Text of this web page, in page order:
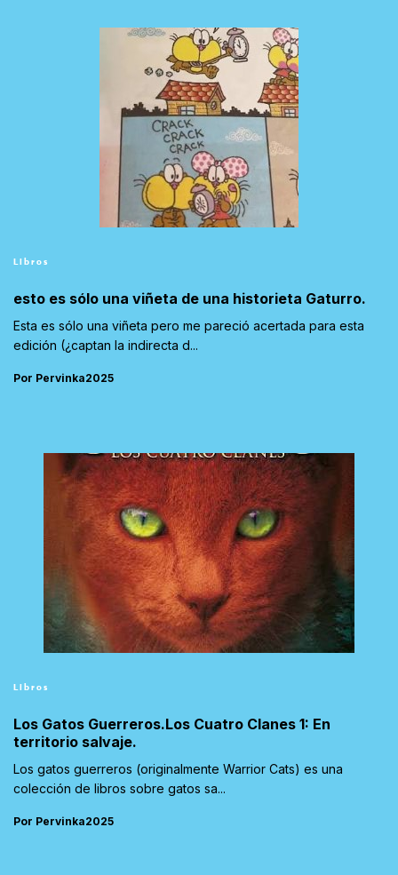
Libros
esto es sólo una viñeta de una historieta Gaturro.
Esta es sólo una viñeta pero me pareció acertada para esta
edición (¿captan la indirecta d...
Por Pervinka2025
Libros
Los Gatos Guerreros.Los Cuatro Clanes 1: En
territorio salvaje.
Los gatos guerreros (originalmente Warrior Cats) es una
colección de libros sobre gatos sa...
Por Pervinka2025